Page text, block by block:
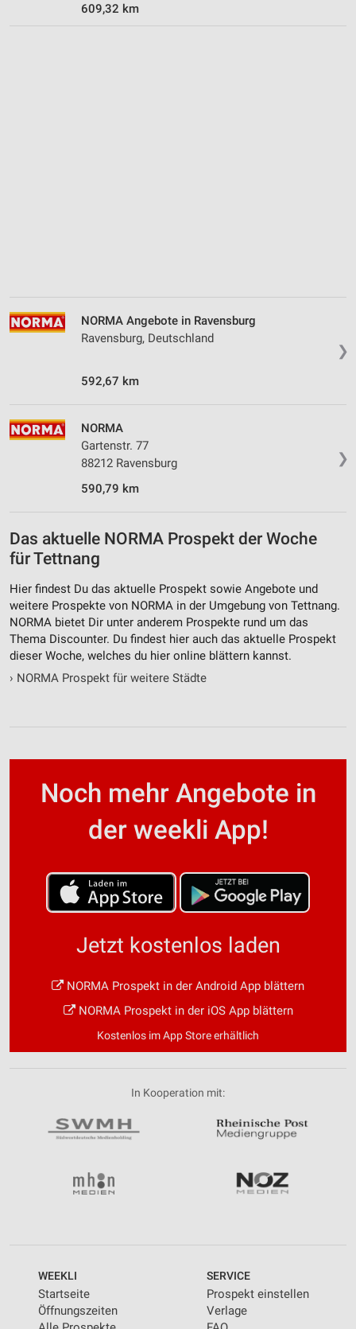
609,32 km
❯
NORMA Angebote in Ravensburg
Ravensburg, Deutschland
592,67 km
❯
NORMA
Gartenstr. 77
88212 Ravensburg
590,79 km
Das aktuelle NORMA Prospekt der Woche
für Tettnang
Hier findest Du das aktuelle Prospekt sowie Angebote und
weitere Prospekte von NORMA in der Umgebung von Tettnang.
NORMA bietet Dir unter anderem Prospekte rund um das
Thema Discounter. Du findest hier auch das aktuelle Prospekt
dieser Woche, welches du hier online blättern kannst.
› NORMA Prospekt für weitere Städte
Noch mehr Angebote in
der weekli App!
Jetzt kostenlos laden
NORMA Prospekt in der Android App blättern
NORMA Prospekt in der iOS App blättern
Kostenlos im App Store erhältlich
In Kooperation mit:
WEEKLI
Startseite
Öffnungszeiten
SERVICE
Prospekt einstellen
Verlage